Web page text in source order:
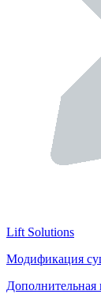
Lift Solutions
Модификация